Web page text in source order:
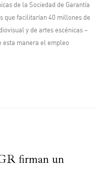
de la Sociedad de Garantía
que facilitarían 40 millones de
y de artes escénicas–
esta manera el empleo
firman un